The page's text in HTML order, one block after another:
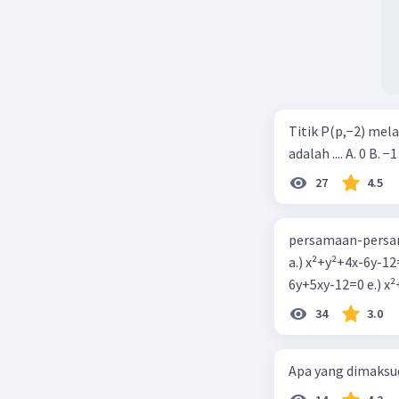
Beri
Titik P(p,−2)
adalah .... A. 0 B.
27 4.5
persamaan-
a.) x²+y²+4x-6y-
6y+5xy-
34 3.0
Apa yang